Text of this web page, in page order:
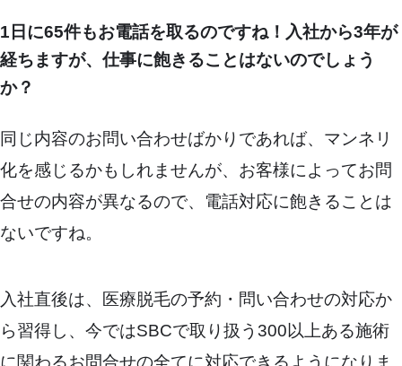
1日に65件もお電話を取るのですね！入社から3年が
経ちますが、仕事に飽きることはないのでしょう
か？
同じ内容のお問い合わせばかりであれば、マンネリ
化を感じるかもしれませんが、お客様によってお問
合せの内容が異なるので、電話対応に飽きることは
ないですね。
入社直後は、医療脱毛の予約・問い合わせの対応か
ら習得し、今ではSBCで取り扱う300以上ある施術
に関わるお問合せの全てに対応できるようになりま